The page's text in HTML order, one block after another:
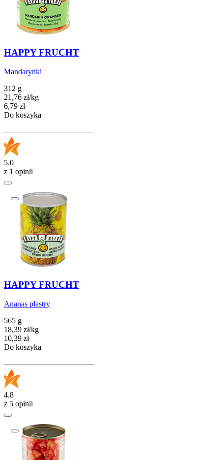
HAPPY FRUCHT
Mandarynki
312 g
21,76 zł/kg
Cena
6,79 zł
Do koszyka
5.0
z 1 opinii
HAPPY FRUCHT
Ananas plastry
565 g
18,39 zł/kg
Cena
10,39 zł
Do koszyka
4.8
z 5 opinii